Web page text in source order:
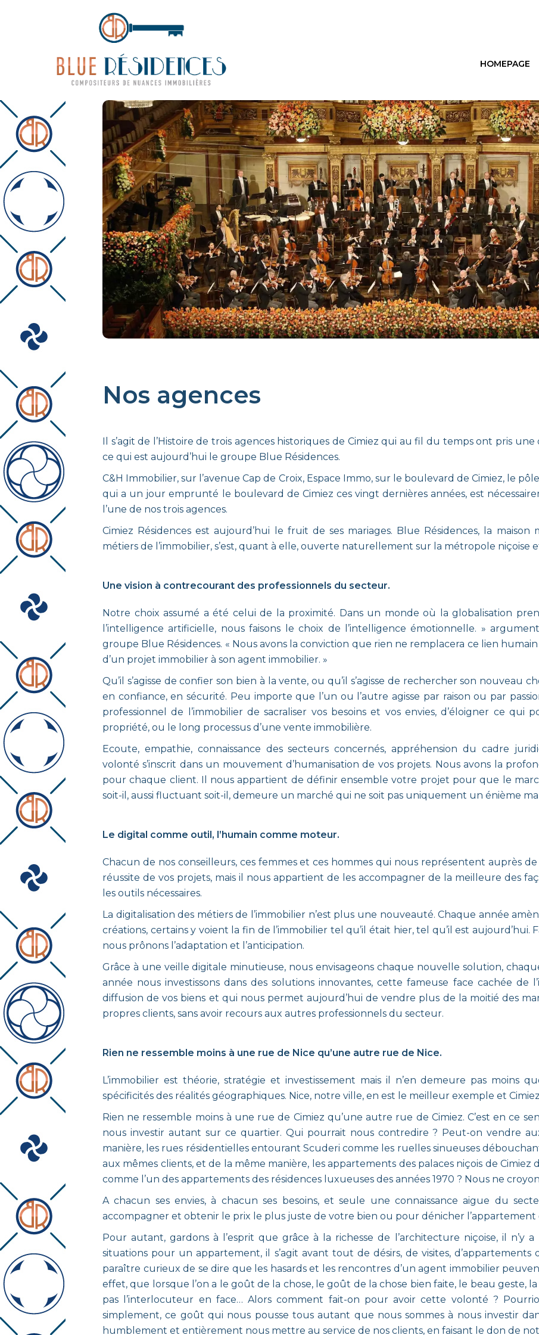
HOMEPAGE
Nos agences
Il s’agit de l’Histoire de trois agences historiques de Cimiez qui au fil du temps ont pris
ce qui est aujourd’hui le groupe Blue Résidences.
C&H Immobilier, sur l’avenue Cap de Croix, Espace Immo, sur le boulevard de Cimiez, le
qui a un jour emprunté le boulevard de Cimiez ces vingt dernières années, est
l’une de nos trois agences.
Cimiez Résidences est aujourd’hui le fruit de ses mariages. Blue Résidences, la
métiers de l’immobilier, s’est, quant à elle, ouverte naturellement sur la métropole niçoise
Une vision à contrecourant des professionnels du secteur.
Notre choix assumé a été celui de la proximité. Dans un monde où la globalisation
l’intelligence artificielle, nous faisons le choix de l’intelligence émotionnelle. »
groupe Blue Résidences. « Nous avons la conviction que rien ne remplacera ce lien
d’un projet immobilier à son agent immobilier. »
Qu’il s’agisse de confier son bien à la vente, ou qu’il s’agisse de rechercher son nouveau
en confiance, en sécurité. Peu importe que l’un ou l’autre agisse par raison ou par
professionnel de l’immobilier de sacraliser vos besoins et vos envies, d’éloigner ce qui
propriété, ou le long processus d’une vente immobilière.
Ecoute, empathie, connaissance des secteurs concernés, appréhension du cadre
volonté s’inscrit dans un mouvement d’humanisation de vos projets. Nous avons la
pour chaque client. Il nous appartient de définir ensemble votre projet pour que le
soit-il, aussi fluctuant soit-il, demeure un marché qui ne soit pas uniquement un énième
Le digital comme outil, l’humain comme moteur.
Chacun de nos conseilleurs, ces femmes et ces hommes qui nous représentent auprès
réussite de vos projets, mais il nous appartient de les accompagner de la meilleure des
les outils nécessaires.
La digitalisation des métiers de l’immobilier n’est plus une nouveauté. Chaque année
créations, certains y voient la fin de l’immobilier tel qu’il était hier, tel qu’il est aujourd’hui.
nous prônons l’adaptation et l’anticipation.
Grâce à une veille digitale minutieuse, nous envisageons chaque nouvelle solution,
année nous investissons dans des solutions innovantes, cette fameuse face cachée de
diffusion de vos biens et qui nous permet aujourd’hui de vendre plus de la moitié des
propres clients, sans avoir recours aux autres professionnels du secteur.
Rien ne ressemble moins à une rue de Nice qu’une autre rue de Nice.
L’immobilier est théorie, stratégie et investissement mais il n’en demeure pas moins
spécificités des réalités géographiques. Nice, notre ville, en est le meilleur exemple et
Rien ne ressemble moins à une rue de Cimiez qu’une autre rue de Cimiez. C’est en ce
nous investir autant sur ce quartier. Qui pourrait nous contredire ? Peut-on vendre
manière, les rues résidentielles entourant Scuderi comme les ruelles sinueuses
aux mêmes clients, et de la même manière, les appartements des palaces niçois de
comme l’un des appartements des résidences luxueuses des années 1970 ? Nous ne
A chacun ses envies, à chacun ses besoins, et seule une connaissance aigue du
accompagner et obtenir le prix le plus juste de votre bien ou pour dénicher l’appartement
Pour autant, gardons à l’esprit que grâce à la richesse de l’architecture niçoise, il n’y
situations pour un appartement, il s’agit avant tout de désirs, de visites,
paraître curieux de se dire que les hasards et les rencontres d’un agent immobilier
effet, que lorsque l’on a le goût de la chose, le goût de la chose bien faite, le beau geste,
pas l’interlocuteur en face… Alors comment fait-on pour avoir cette volonté ?
simplement, ce goût qui nous pousse tous autant que nous sommes à nous investir
humblement et entièrement nous mettre au service de nos clients, en faisant le don de